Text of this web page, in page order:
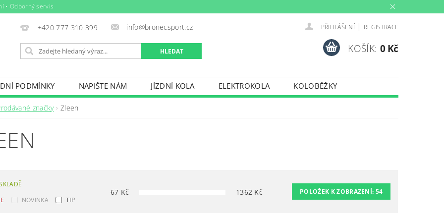
• Odborný servis
+420 777 310 399 info@bronecsport.cz PŘIHLÁŠENÍ | REGISTRACE
KOŠÍK: 0 Kč
PODMÍNKY NAPIŠTE NÁM JÍZDNÍ KOLA ELEKTROKOLA
KOLOBĚŽKY
DOPLŇKY
BAZÉNY
značky Zleen
NOVINKA TIP
67 Kč 1362 Kč POLOŽEK K ZOBRAZENÍ: 54